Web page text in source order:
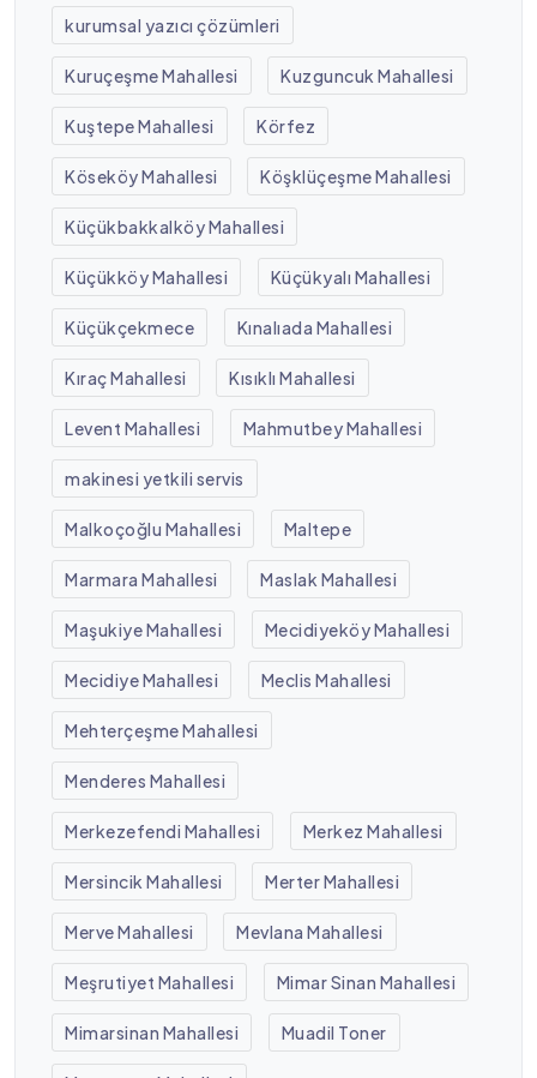
kurumsal yazıcı çözümleri
Kuruçeşme Mahallesi Kuzguncuk Mahallesi
Kuştepe Mahallesi Körfez
Köseköy Mahallesi Köşklüçeşme Mahallesi
Küçükbakkalköy Mahallesi
Küçükköy Mahallesi Küçükyalı Mahallesi
Küçükçekmece Kınalıada Mahallesi
Kıraç Mahallesi Kısıklı Mahallesi
Levent Mahallesi Mahmutbey Mahallesi
makinesi yetkili servis
Malkoçoğlu Mahallesi Maltepe
Marmara Mahallesi Maslak Mahallesi
Maşukiye Mahallesi Mecidiyeköy Mahallesi
Mecidiye Mahallesi Meclis Mahallesi
Mehterçeşme Mahallesi
Menderes Mahallesi
Merkezefendi Mahallesi Merkez Mahallesi
Mersincik Mahallesi Merter Mahallesi
Merve Mahallesi Mevlana Mahallesi
Meşrutiyet Mahallesi Mimar Sinan Mahallesi
Mimarsinan Mahallesi Muadil Toner